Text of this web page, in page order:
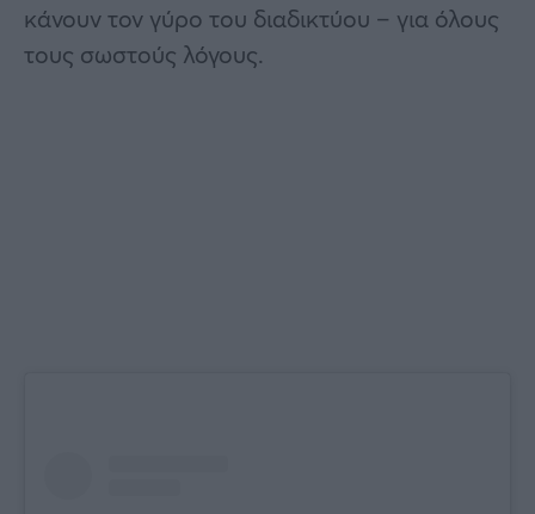
κάνουν τον γύρο του διαδικτύου – για όλους
τους σωστούς λόγους.